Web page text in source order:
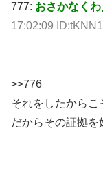
777: おさかなく
17:02:09
>>776
それをしたからこ
だからその証拠を